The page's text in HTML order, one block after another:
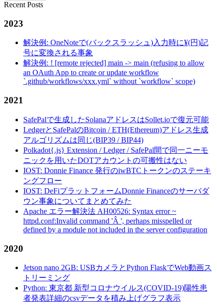
Recent Posts
2023
解決例: OneNoteで(バックスラッシュ)入力時に¥(円)記
号に変換される事象
解決例: ! [remote rejected] main -> main (refusing to allow
an OAuth App to create or update workflow
`.github/workflows/xxx.yml` without `workflow` scope)
2021
SafePalで生成したSolanaアドレスはSollet.ioで復元可能
LedgerとSafePalのBitcoin / ETH(Ethereum)アドレス生成
アルゴリズムは同じ(BIP39 / BIP44)
Polkadot{.js} Extension / Ledger / SafePal間で同一ニーモ
ニックを用いたDOTアカウントの可搬性はない
IOST: Donnie Finance 発行のiwBTCトークンのステーキ
ングフロー
IOST: DeFiプラットフォームDonnie Financeのサーバダ
ウン事象についてまとめてみた
Apache エラー解決法 AH00526: Syntax error ~
httpd.conf:Invalid command 'Â ', perhaps misspelled or
defined by a module not included in the server configuration
2020
Jetson nano 2GB: USBカメラとPython FlaskでWeb動画ス
トリーミング
Python: 東京都 新型コロナウイルス(COVID-19)陽性患
者発表詳細のcsvデータを積み上げグラフ表示